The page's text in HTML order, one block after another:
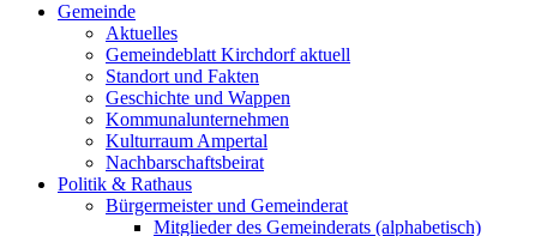
Gemeinde
Aktuelles
Gemeindeblatt Kirchdorf aktuell
Standort und Fakten
Geschichte und Wappen
Kommunalunternehmen
Kulturraum Ampertal
Nachbarschaftsbeirat
Politik & Rathaus
Bürgermeister und Gemeinderat
Mitglieder des Gemeinderats (alphabetisch)